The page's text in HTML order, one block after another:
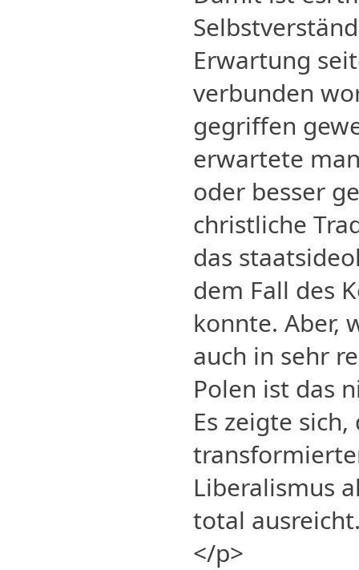
Erwartung
verbunden
gegriffen
erwartete
oder besser
christliche
das
dem Fall des
konnte. Aber,
auch in sehr
Polen ist das
Es zeigte
Liberalismus
total
</p>